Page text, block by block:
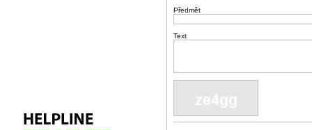
Předmět
Text